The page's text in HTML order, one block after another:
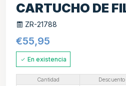
CARTUCHO DE
ZR-21788
€55,95
En existencia
Cantidad Descuento